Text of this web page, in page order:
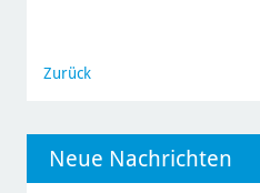
Zurück
Neue Nachrichten